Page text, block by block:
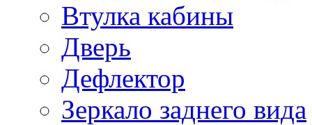
Втулка кабины
Дверь
Дефлектор
Зеркало заднего вида